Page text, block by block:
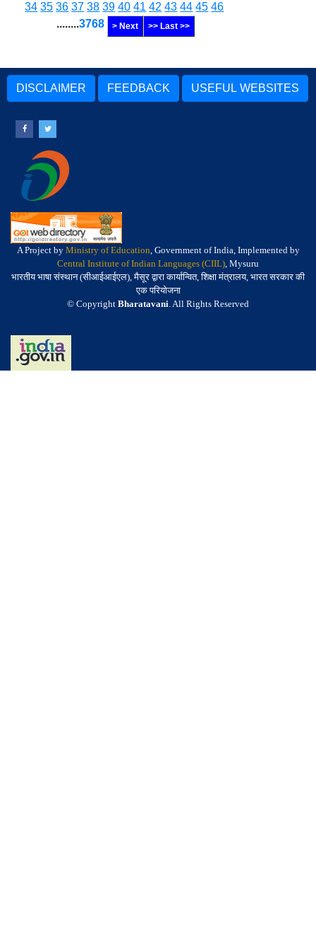
34 35 36 37 38 39 40 41 42 43 44 45 46
........3768 > Next >> Last >>
DISCLAIMER FEEDBACK USEFUL WEBSITES
A Project by Ministry of Education, Government of India, Implemented by
Central Institute of Indian Languages (CIIL), Mysuru
भारतीय भाषा संस्थान (सीआईआईएल), मैसूर द्वारा कार्यान्वित, शिक्षा मंत्रालय, भारत सरकार की
एक परियोजना
© Copyright Bharatavani. All Rights Reserved